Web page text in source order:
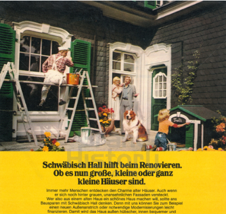
BAUSPARKASSE SCHWÄBISCH HALL
Bausparkasse Schwäbisch Hall AG
1975